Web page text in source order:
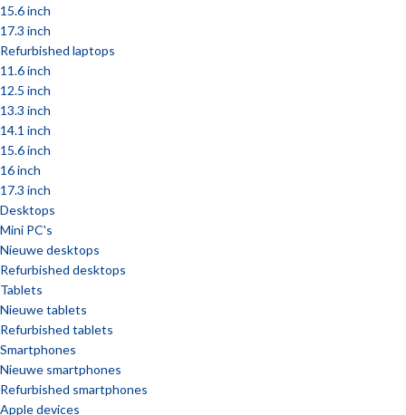
15.6 inch
17.3 inch
Refurbished laptops
11.6 inch
12.5 inch
13.3 inch
14.1 inch
15.6 inch
16 inch
17.3 inch
Desktops
Mini PC's
Nieuwe desktops
Refurbished desktops
Tablets
Nieuwe tablets
Refurbished tablets
Smartphones
Nieuwe smartphones
Refurbished smartphones
Apple devices